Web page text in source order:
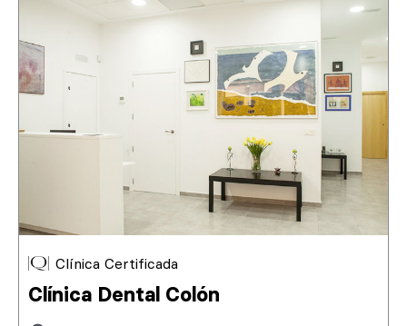
Clínica Certificada
Clínica Dental Colón